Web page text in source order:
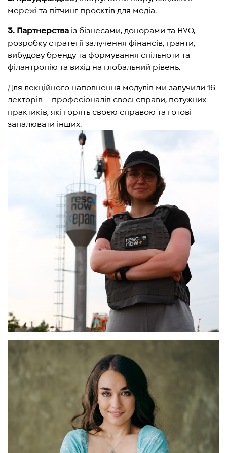
мережі та пітчинг проєктів для медіа.
3. Партнерства із бізнесами, донорами та НУО,
розробку стратегії залучення фінансів, гранти,
вибудову бренду та формування спільноти та
філантропію та вихід на глобальний рівень.
Для лекційного наповнення модулів ми залучили 16
лекторів – професіоналів своєї справи, потужних
практиків, які горять своєю справою та готові
запалювати інших.